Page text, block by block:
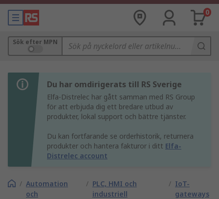
0
Sök efter MPN
Du har omdirigerats till RS Sverige
Elfa-Distrelec har gått samman med RS Group
för att erbjuda dig ett bredare utbud av
produkter, lokal support och bättre tjänster.
Du kan fortfarande se orderhistorik, returnera
produkter och hantera fakturor i ditt Elfa-
Distrelec account
/ Automation
och
/ PLC, HMI och
industriell
/ IoT-
gateways